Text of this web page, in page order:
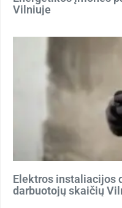
Vilniuje
Elektros instaliacijos
darbuotojų skaičių